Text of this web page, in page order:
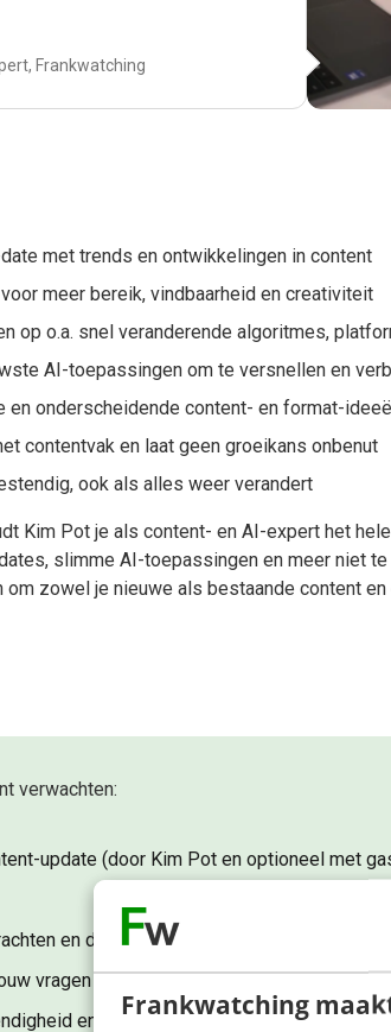
Frankwatching
Frankwatching
met trends en ontwikkelingen in content
meer bereik, vindbaarheid en creativiteit
op o.a. snel veranderende algoritmes,
AI-toepassingen om te versnellen en
en onderscheidende content- en format-
contentvak en laat geen groeikans onbenut
ook als alles weer verandert
Kim Pot je als content- en AI-expert het
slimme AI-toepassingen en meer niet
om zowel je nieuwe als bestaande content
verwachten:
update (door Kim Pot en optioneel met
en direct toepasbare kennis
vragen over content (met én zonder AI)
en AI-geletterdheid vergroten